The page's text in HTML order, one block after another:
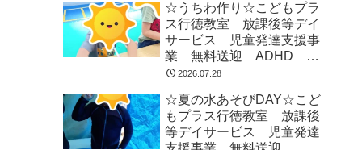
市 浦安市
☆うちわ作り☆こどもプラ
ス行徳教室 放課後等デイ
サービス 児童発達支援事
業 無料送迎 ADHD 自
閉症 発達障がい 運動療
市 浦安市
2026.07.28
☆夏の水あそびDAY☆こど
もプラス行徳教室 放課後
等デイサービス 児童発達